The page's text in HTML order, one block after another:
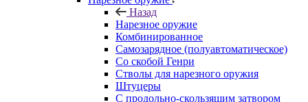
Назад
Нарезное оружие
Комбинированное
Самозарядное (полуавтоматическое)
Со скобой Генри
Стволы для нарезного оружия
Штуцеры
С продольно-скользящим затвором